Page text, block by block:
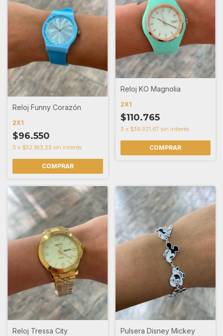
Reloj Funny Corazón
2X1
$96.550
3 x $32.183,33 sin interés
Reloj KO Magnolia
2X1
$110.765
3 x $36.921,67 sin interés
Reloj Tressa City Pulsera Disney Mickey